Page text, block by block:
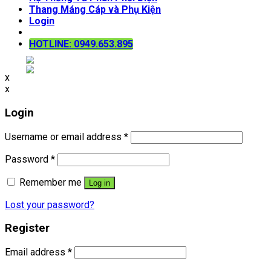
Thang Máng Cáp và Phụ Kiện
Login
HOTLINE: 0949.653.895
x
x
Login
Username or email address *
Password *
Remember me
Log in
Lost your password?
Register
Email address *